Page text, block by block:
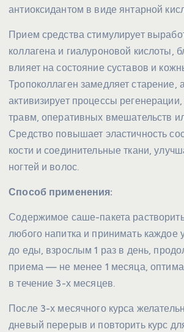
антиоксидантом в виде янтарной
Прием средства стимулирует
коллагена и гиалуроновой кислоты,
влияет на состояние суставов и
Тропоколлаген замедляет старение,
активизирует процессы
травм, оперативных вмешательств
Средство повышает эластичность
кости и соединительные ткани,
ногтей и волос.
Способ применения:
Содержимое саше-пакета
любого напитка и принимать каждое
до еды, взрослым 1 раз в день,
приема — не менее 1 месяца,
в течение 3-х месяцев.
После 3-х месячного курса
дневый перерыв и повторить курс